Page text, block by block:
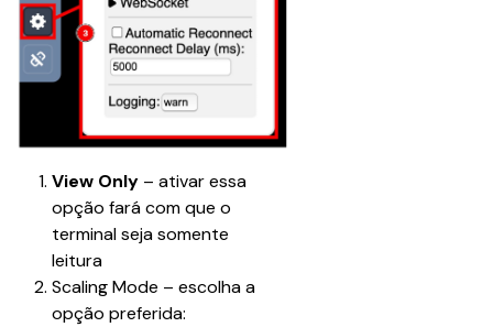
View Only – ativar essa
opção fará com que o
terminal seja somente
leitura
Scaling Mode – escolha a
opção preferida: